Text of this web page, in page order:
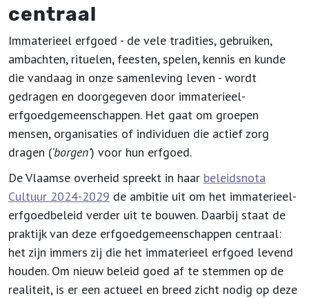
centraal
Immaterieel erfgoed - de vele tradities, gebruiken,
ambachten, rituelen, feesten, spelen, kennis en kunde
die vandaag in onze samenleving leven - wordt
gedragen en doorgegeven door immaterieel-
erfgoedgemeenschappen. Het gaat om groepen
mensen, organisaties of individuen die actief zorg
dragen (‘borgen’) voor hun erfgoed.
De Vlaamse overheid spreekt in haar beleidsnota
Cultuur 2024-2029 de ambitie uit om het immaterieel-
erfgoedbeleid verder uit te bouwen. Daarbij staat de
praktijk van deze erfgoedgemeenschappen centraal:
het zijn immers zij die het immaterieel erfgoed levend
houden. Om nieuw beleid goed af te stemmen op de
realiteit, is er een actueel en breed zicht nodig op deze